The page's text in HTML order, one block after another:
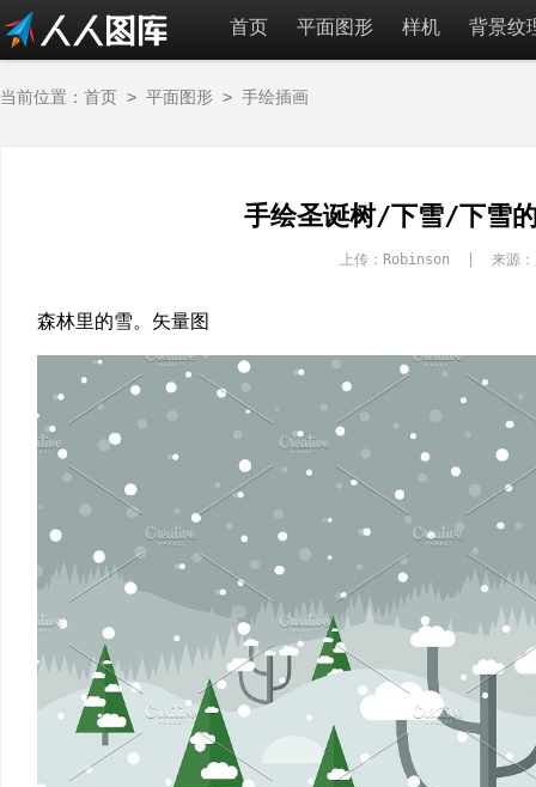
首页 平面图形 样机 背景纹
当前位置： 首页 > 平面图形 > 手绘插画
手绘圣诞树/下雪/下雪
上传：Robinson | 来源
森林里的雪。矢量图